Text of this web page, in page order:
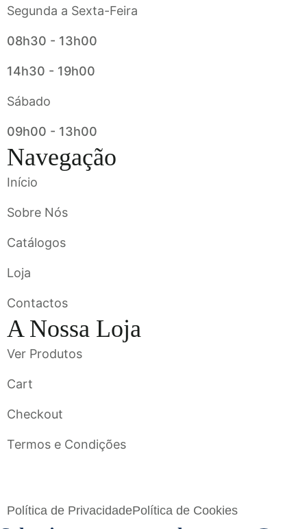
Segunda a Sexta-Feira
08h30 - 13h00
14h30 - 19h00
Sábado
09h00 - 13h00
Navegação
Início
Sobre Nós
Catálogos
Loja
Contactos
A Nossa Loja
Ver Produtos
Cart
Checkout
Termos e Condições
Política de PrivacidadePolítica de Cookies